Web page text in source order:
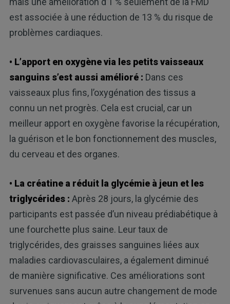
est associée à une réduction de 13 % du risque de
problèmes cardiaques.
• L’apport en oxygène via les petits vaisseaux
sanguins s’est aussi amélioré : Dans ces
vaisseaux plus fins, l’oxygénation des tissus a
connu un net progrès. Cela est crucial, car un
meilleur apport en oxygène favorise la récupération,
la guérison et le bon fonctionnement des muscles,
du cerveau et des organes.
• La créatine a réduit la glycémie à jeun et les
triglycérides : Après 28 jours, la glycémie des
participants est passée d’un niveau prédiabétique à
une fourchette plus saine. Leur taux de
triglycérides, des graisses sanguines liées aux
maladies cardiovasculaires, a également diminué
de manière significative. Ces améliorations sont
survenues sans aucun autre changement de mode